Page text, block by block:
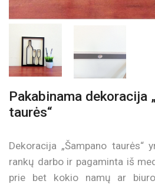
Pakabinama dekoracija
taurės“
Dekoracija „Šampano taurės“
rankų darbo ir pagaminta iš
prie bet kokio namų ar